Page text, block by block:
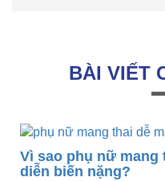
BÀI VIẾT
Vì sao phụ nữ mang
diễn biến nặng?